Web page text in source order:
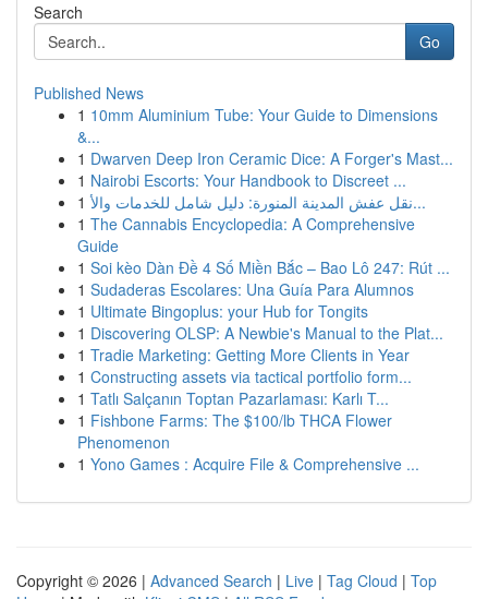
Search
Go
Published News
1 10mm Aluminium Tube: Your Guide to Dimensions
&...
1 Dwarven Deep Iron Ceramic Dice: A Forger's Mast...
1 Nairobi Escorts: Your Handbook to Discreet ...
1
نقل عفش المدينة المنورة: دليل شامل للخدمات والأ...
1 The Cannabis Encyclopedia: A Comprehensive
Guide
1 Soi kèo Dàn Đề 4 Số Miền Bắc – Bao Lô 247: Rút ...
1 Sudaderas Escolares: Una Guía Para Alumnos
1 Ultimate Bingoplus: your Hub for Tongits
1 Discovering OLSP: A Newbie's Manual to the Plat...
1 Tradie Marketing: Getting More Clients in Year
1 Constructing assets via tactical portfolio form...
1 Tatlı Salçanın Toptan Pazarlaması: Karlı T...
1 Fishbone Farms: The $100/lb THCA Flower
Phenomenon
1 Yono Games : Acquire File & Comprehensive ...
Copyright © 2026 | Advanced Search | Live | Tag Cloud | Top